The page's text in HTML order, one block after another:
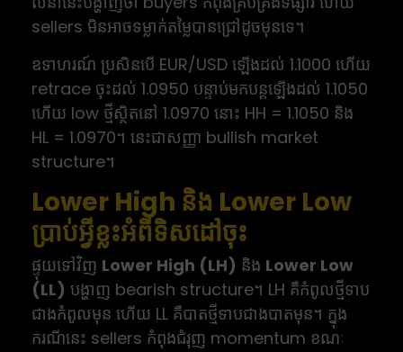
sellers មិនអាចទម្លាក់តម្លៃបានជ្រៅដូចមុនទេ។
ឧទាហរណ៍ ប្រសិនបើ EUR/USD ឡើងដល់ 1.1000 ហើយ
retrace ចុះដល់ 1.0950 បន្ទាប់មកបន្តឡើងដល់ 1.1050
ហើយ low ថ្មីស្ថិតនៅ 1.0970 នោះ HH = 1.1050 និង
HL = 1.0970។ នេះជាសញ្ញា bullish market
structure។
Lower High និង Lower Low
ប្រាប់អ្វីខ្លះអំពីទិសដៅចុះ
ផ្ទុយទៅវិញ Lower High (LH) និង Lower Low
(LL) បង្ហាញ bearish structure។ LH គឺកំពូលថ្មីទាប
ជាងកំពូលមុន ហើយ LL គឺបាតថ្មីទាបជាងបាតមុន។ ក្នុង
ករណីនេះ sellers កំពុងជំរុញ momentum ខណៈ